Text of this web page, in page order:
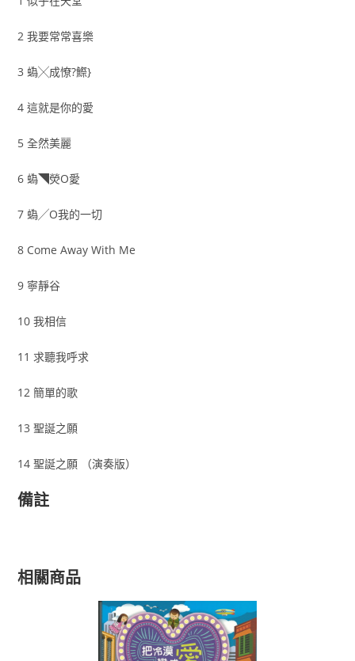
2 我要常常喜樂
3 蟡╳成憭?鰶}
4 這就是你的愛
5 全然美麗
6 蟡◥熒O愛
7 蟡╱O我的一切
8 Come Away With Me
9 寧靜谷
10 我相信
11 求聽我呼求
12 簡單的歌
13 聖誕之願
14 聖誕之願 （演奏版）
備註
相關商品